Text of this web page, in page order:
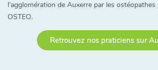
l’agglomération de Auxerre par les ostéopathes
OSTEO.
Retrouvez nos praticiens sur